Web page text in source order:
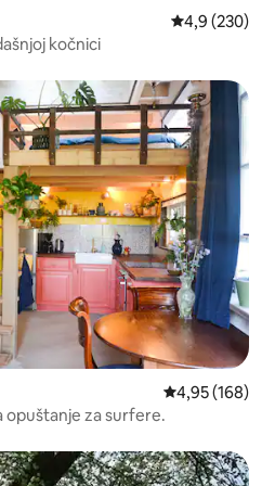
Prosječna
4,9 (230)
kočnici
Prosječna
4,95 (168)
opuštanje za surfere.